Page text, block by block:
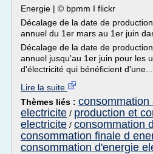
Energie | © bpmm I flickr
Décalage de la date de
annuel du 1er mars au 1er juin
Décalage de la date de
annuel jusqu'au 1er juin pour les
d'électricité qui bénéficient d'une...
Lire la suite
Thèmes liés : consommation
electricite / production et
electricite / consommation
consommation finale d
consommation d'energie